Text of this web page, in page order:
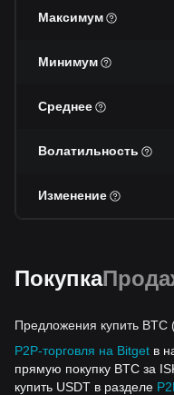
Максимум
Минимум
Среднее
Волатильность
Изменение
Покупка
Предложения купить BTC
P2P-торговля на Bitget в
прямую покупку BTC за
купить USDT в разделе